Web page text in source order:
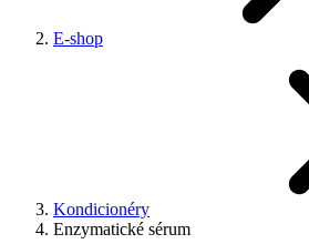
E-shop
Kondicionéry
Enzymatické sérum